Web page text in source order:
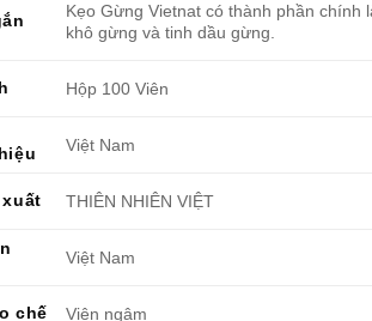
Kẹo Gừng Vietnat có thành phần chính
khô gừng và tinh dầu gừng.
Hộp 100 Viên
Việt Nam
xuất THIÊN NHIÊN VIỆT
Việt Nam
chế Viên ngậm